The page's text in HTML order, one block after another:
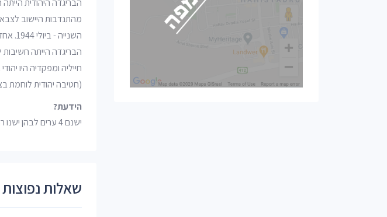
מהתנדבות היישוב
הבריגדה הייתה
חייליה ומפקדיה היו
(חטיבה יהודית לוחמת
הידעת?
ישנם 4 ערים לבהן ישנו רחוב בשם הבריגדה היהודית:
שאלות